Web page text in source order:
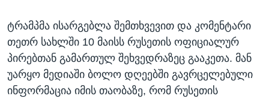
ტრამპმა ისარგებლა შემთხვევით და კომენტარი
თეთრ სახლში 10 მაისს რუსეთის ოფიციალურ
პირებთან გამართულ შეხვედრაზეც გააკეთა. მან
უარყო მედიაში ბოლო დღეებში გავრცელებული
ინფორმაცია იმის თაობაზე, რომ რუსეთის